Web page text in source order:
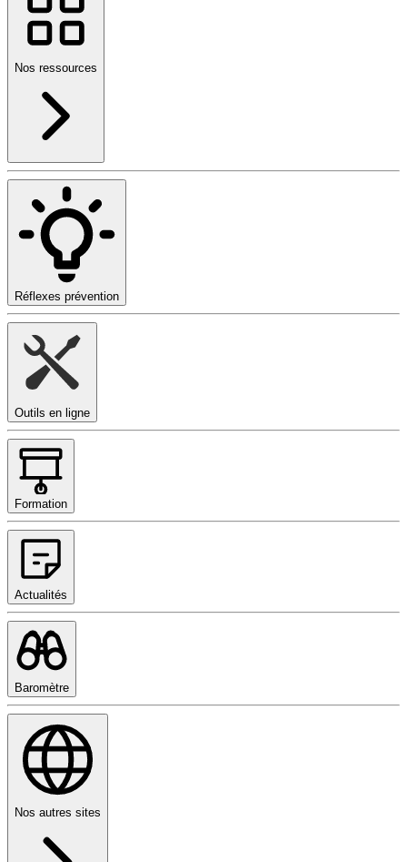
Nos ressources
Réflexes prévention
Outils en ligne
Formation
Actualités
Baromètre
Nos autres sites